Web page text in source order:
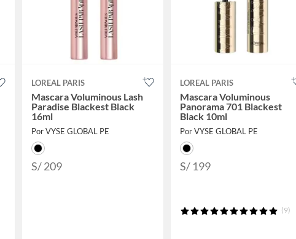
LOREAL PARIS
Mascara Voluminous Lash
Paradise Blackest Black
16ml
Por VYSE GLOBAL PE
S/ 209
LOREAL PARIS
Mascara Voluminous
Panorama 701 Blackest
Black 10ml
Por VYSE GLOBAL PE
S/ 199
(9)